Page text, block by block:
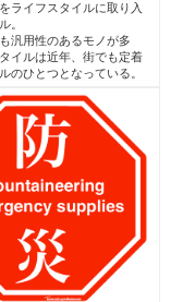
アイスクライミン
ルンゼ(沢)や氷壁・滝を
て登る登攀スタイル。
的に作られた氷瀑を登る
気がある。